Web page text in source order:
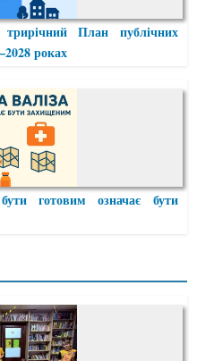
План публічних
роках
готовим означає бути